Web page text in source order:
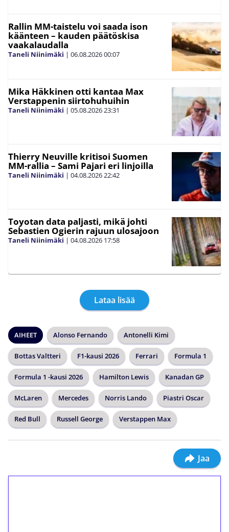
Rallin MM-taistelu voi saada ison
käänteen – kauden päätöskisa
vaakalaudalla
Taneli Niinimäki | 06.08.202600:07
Mika Häkkinen otti kantaa Max
Verstappenin siirtohuhuihin
Taneli Niinimäki | 05.08.202623:31
Thierry Neuville kritisoi Suomen
MM-rallia – Sami Pajari eri linjoilla
Taneli Niinimäki | 04.08.202622:42
Toyotan data paljasti, mikä johti
Sebastien Ogierin rajuun ulosajoon
Taneli Niinimäki | 04.08.2026 17:58
Lataa lisää
AIHEET Alonso Fernando Antonelli Kimi
Bottas Valtteri F1-kausi 2026 Ferrari Formula 1
Formula 1 -kausi 2026 Hamilton Lewis Kanadan GP
McLaren Mercedes Norris Lando Piastri Oscar
Red Bull Russell George Verstappen Max
Jaa